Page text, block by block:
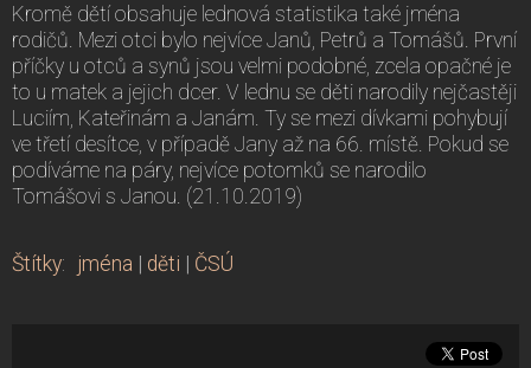
Kromě dětí obsahuje lednová statistika také jména
rodičů. Mezi otci bylo nejvíce Janů, Petrů a Tomášů. První
příčky u otců a synů jsou velmi podobné, zcela opačné je
to u matek a jejich dcer. V lednu se děti narodily nejčastěji
Luciím, Kateřinám a Janám. Ty se mezi dívkami pohybují
ve třetí desítce, v případě Jany až na 66. místě. Pokud se
podíváme na páry, nejvíce potomků se narodilo
Tomášovi s Janou. (21.10.2019)
Štítky: jména | děti | ČSÚ